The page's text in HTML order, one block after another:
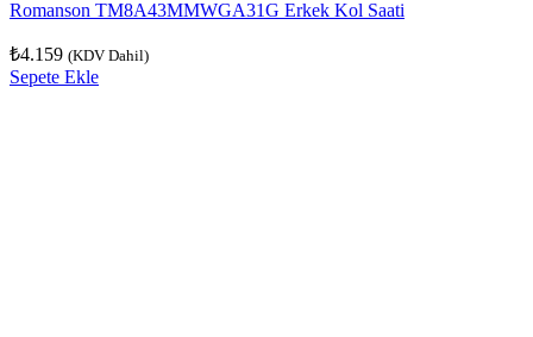
Romanson TM8A43MMWGA31G Erkek Kol Saati
₺4.159 (KDV Dahil)
Sepete Ekle